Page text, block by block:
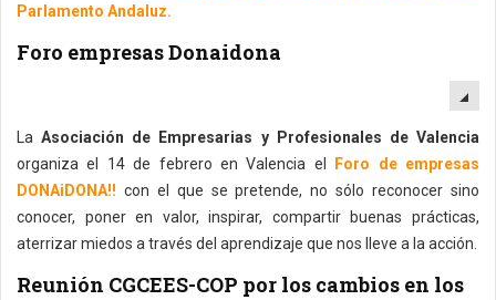
Parlamento Andaluz.
Foro empresas Donaidona
LaAsociación de Empresarias y Profesionales de Valencia
organiza el 14 de febrero en Valencia el
Foro de empresas
DONAiDONA!! con el que se pretende, no sólo reconocer sino
conocer, poner en valor, inspirar, compartir buenas prácticas,
aterrizar miedos a través del aprendizaje que nos lleve a la acción.
Reunión CGCEES-COP por los cambios en los